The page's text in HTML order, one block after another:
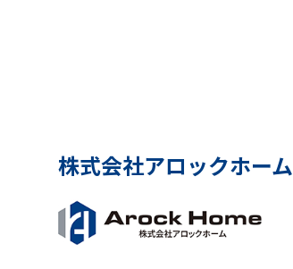
株式会社アロックホーム